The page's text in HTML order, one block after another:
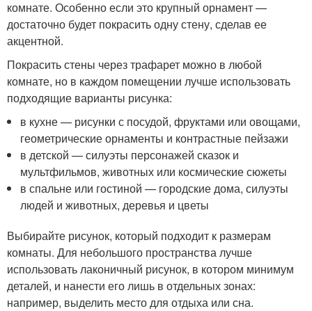
комнате. Особенно если это крупный орнамент —
достаточно будет покрасить одну стену, сделав ее
акцентной.
Покрасить стены через трафарет можно в любой
комнате, но в каждом помещении лучше использовать
подходящие варианты рисунка:
в кухне — рисунки с посудой, фруктами или овощами,
геометрические орнаменты и контрастные пейзажи
в детской — силуэты персонажей сказок и
мультфильмов, животных или космические сюжеты
в спальне или гостиной — городские дома, силуэты
людей и животных, деревья и цветы
Выбирайте рисунок, который подходит к размерам
комнаты. Для небольшого пространства лучше
использовать лаконичный рисунок, в котором минимум
деталей, и нанести его лишь в отдельных зонах:
например, выделить место для отдыха или сна.